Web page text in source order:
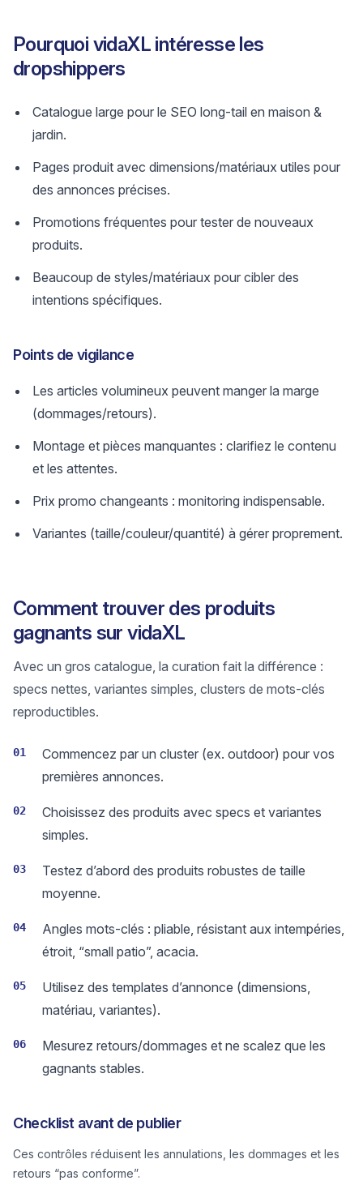
Pourquoi vidaXL intéresse les
dropshippers
Catalogue large pour le SEO long-tail en maison &
jardin.
Pages produit avec dimensions/matériaux utiles pour
des annonces précises.
Promotions fréquentes pour tester de nouveaux
produits.
Beaucoup de styles/matériaux pour cibler des
intentions spécifiques.
Points de vigilance
Les articles volumineux peuvent manger la marge
(dommages/retours).
Montage et pièces manquantes : clarifiez le contenu
et les attentes.
Prix promo changeants : monitoring indispensable.
Variantes (taille/couleur/quantité) à gérer proprement.
Comment trouver des produits
gagnants sur vidaXL
Avec un gros catalogue, la curation fait la différence :
specs nettes, variantes simples, clusters de mots-clés
reproductibles.
01
Commencez par un cluster (ex. outdoor) pour vos
premières annonces.
02
Choisissez des produits avec specs et variantes
simples.
03
Testez d’abord des produits robustes de taille
moyenne.
04
Angles mots-clés : pliable, résistant aux intempéries,
étroit, “small patio”, acacia.
05
Utilisez des templates d’annonce (dimensions,
matériau, variantes).
06
Mesurez retours/dommages et ne scalez que les
gagnants stables.
Checklist avant de publier
Ces contrôles réduisent les annulations, les dommages et les
retours “pas conforme”.